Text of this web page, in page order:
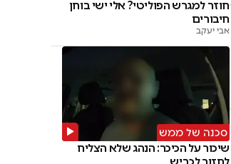
חוזר למגרש הפוליטי? אלי ישי בוחן
חיבורים
אבי יעקב
סכנה של ממש
שיכור על הכיכר: הנהג שלא הצליח